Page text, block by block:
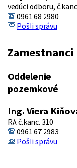
vedúci odboru,
0961 68 2980
Pošli správu
Zamestnanci
Oddelenie
pozemkové
Ing. Viera
RA č.kanc. 310
0961 67 2983
Pošli správu